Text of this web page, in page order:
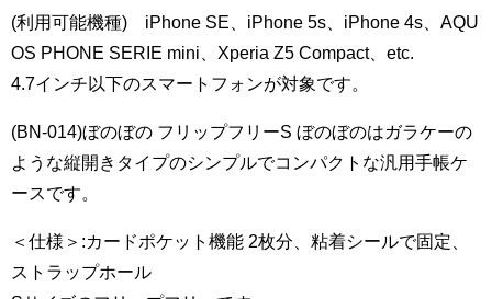
(利用可能機種) iPhone SE、iPhone 5s、iPhone 4s、AQU
OS PHONE SERIE mini、Xperia Z5 Compact、etc.
4.7インチ以下のスマートフォンが対象です。
(BN-014)ぼのぼの フリップフリーS ぼのぼのはガラケーの
ような縦開きタイプのシンプルでコンパクトな汎用手帳ケ
ースです。
＜仕様＞:カードポケット機能 2枚分、粘着シールで固定、
ストラップホール